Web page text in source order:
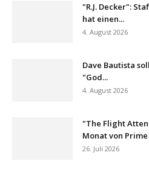
"R.J. Decker":
hat einen...
4. August 2026
Dave Bautista
"God...
4. August 2026
"The Flight
Monat von Prime
26. Juli 2026